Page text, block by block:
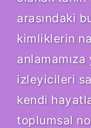
arasındaki
kimliklerin
anlamamıza
izleyicileri
kendi
toplumsal